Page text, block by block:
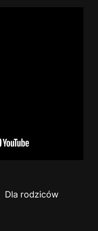
Dla rodziców